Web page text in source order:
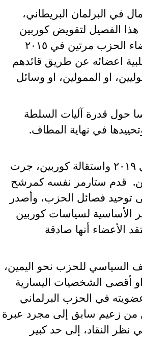
في البرلمان البريطاني،
هذا الفصيل لتقويض كوربين
بأنها عملية غدر واحتيال ضد زعيم انتخبته أغلبية ساحقة من أعضاء الحزب مرتين في ٢٠١٥
اعضائه عن طريق قائدهم
او الممولين، او وسائل
حول قدرة آليات السلطة
في نهاية المطاف.
في أعقاب هزيمة حزب العمال في الانتخابات النيابية العامة في ٢٠١٩ واستقالة كوربين، جرت
قدم ستارمر نفسه كمرشح
توحيد فصائل الحزب، وأصدر
الأساسية لسياسات كوربين
الأعضاء أنها صادقة
السياسي للحزب نحو اليمين،
الشخصيات اليسارية
في الحزب البرلماني
من زعيم سابق إلى مجرد عبرة
النقاد، إلى حد كبير